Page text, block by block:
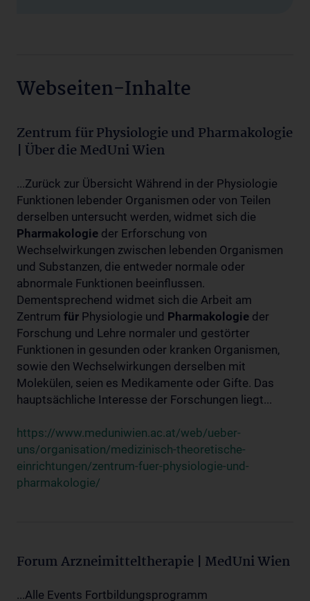
Webseiten-Inhalte
Zentrum für Physiologie und Pharmakologie
| Über die MedUni Wien
...Zurück zur Übersicht Während in der Physiologie
Funktionen lebender Organismen oder von Teilen
derselben untersucht werden, widmet sich die
Pharmakologie der Erforschung von
Wechselwirkungen zwischen lebenden Organismen
und Substanzen, die entweder normale oder
abnormale Funktionen beeinflussen.
Dementsprechend widmet sich die Arbeit am
Zentrum für Physiologie und Pharmakologie der
Forschung und Lehre normaler und gestörter
Funktionen in gesunden oder kranken Organismen,
sowie den Wechselwirkungen derselben mit
Molekülen, seien es Medikamente oder Gifte. Das
hauptsächliche Interesse der Forschungen liegt...
https://www.meduniwien.ac.at/web/ueber-
uns/organisation/medizinisch-theoretische-
einrichtungen/zentrum-fuer-physiologie-und-
pharmakologie/
Forum Arzneimitteltherapie | MedUni Wien
...Alle Events Fortbildungsprogramm